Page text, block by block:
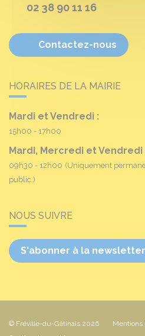
02 38 90 11 16
Contactez-nous
HORAIRES DE LA MAIRIE
Mardi et Vendredi :
15h00 - 17h00
Mardi, Mercredi et Vendredi
09h30 - 12h00 (Uniquement
public.)
NOUS SUIVRE
S'abonner à la newsletter
© Fréville-du-Gâtinais 2026 Mentions